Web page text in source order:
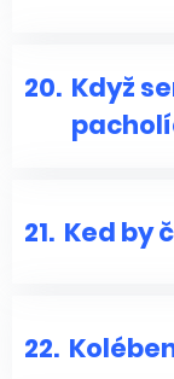
20. Když
21. Ked by
22.